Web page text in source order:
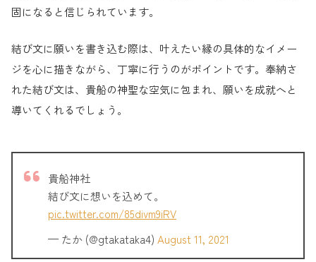
固になると信じられています。
結び文に願いを書き込む際は、叶えたい縁の具体的なイメー
ジを心に描きながら、丁寧に行うのがポイントです。奉納さ
れた結び文は、貴船の神聖な空気に包まれ、願いを成就へと
導いてくれるでしょう。
貴船神社
結び文に想いを込めて。
pic.twitter.com/85divm9iRV
— たか (@gtakataka4) August 11, 2021